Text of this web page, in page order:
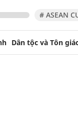
# ASEAN
Dân tộc và Tôn